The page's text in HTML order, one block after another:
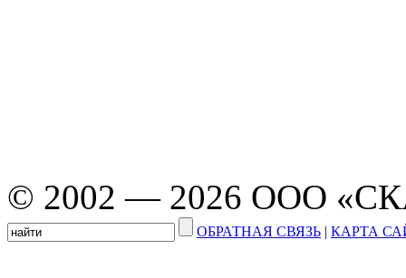
© 2002 — 2026 ООО
ОБРАТНАЯ СВЯЗЬ | КАРТА